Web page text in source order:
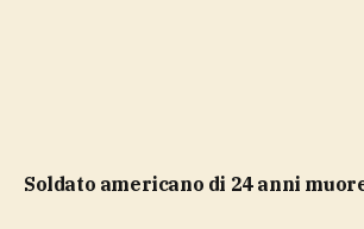
soldato americano di 24 anni